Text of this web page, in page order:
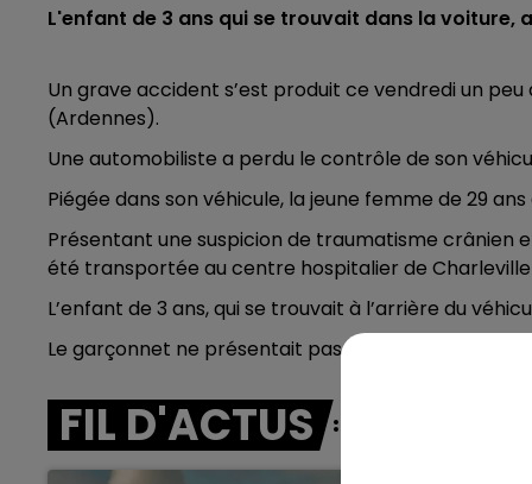
5h00 - 6h00
CHAMPAGNE FM
L'enfant de 3 ans qui se trouvait dans la voiture,
Un grave accident s’est produit ce vendredi un
(Ardennes).
Une automobiliste a perdu le contrôle de son
Piégée dans son véhicule, la jeune femme de 29
Présentant une suspicion de traumatisme crânien
été transportée au centre hospitalier de
L’enfant de 3 ans, qui se trouvait à l’arrière du
Le garçonnet ne présentait pas de blessure
FIL D'ACTUS